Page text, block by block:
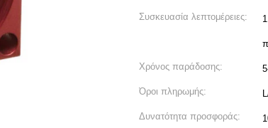
Συσκευασία λεπτομέρειες:
Χρόνος παράδοσης:
Όροι πληρωμής:
Δυνατότητα προσφοράς: